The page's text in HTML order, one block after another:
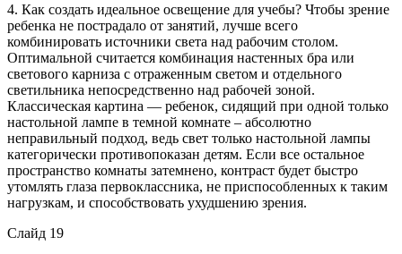
4. Как создать идеальное освещение для учебы? Чтобы зрение
ребенка не пострадало от занятий, лучше всего
комбинировать источники света над рабочим столом.
Оптимальной считается комбинация настенных бра или
светового карниза с отраженным светом и отдельного
светильника непосредственно над рабочей зоной.
Классическая картина — ребенок, сидящий при одной только
настольной лампе в темной комнате – абсолютно
неправильный подход, ведь свет только настольной лампы
категорически противопоказан детям. Если все остальное
пространство комнаты затемнено, контраст будет быстро
утомлять глаза первоклассника, не приспособленных к таким
нагрузкам, и способствовать ухудшению зрения.
Слайд 19